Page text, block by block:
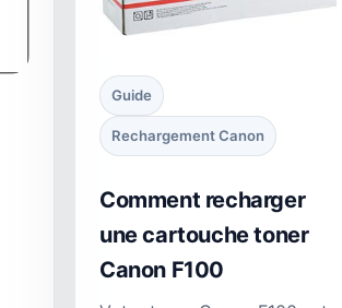
Guide
Rechargement Canon
Comment recharger
une cartouche toner
Canon F100